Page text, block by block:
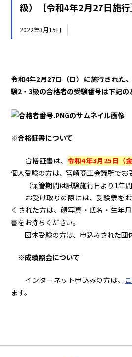
級）［令和4年2月27日施行
2022年3月15日
令和4年2月27日（日）に施行された
験2・3級の合格者の受験番号は下記の
※合格証書について
合格証書は、 令和4年3月25日（金
個人受験の方は、宮崎商工会議所でお
（保管期間は試験施行日より1年間
お受け取りの際には、受験票をお
くされた方は、顔写真・氏名・生年
書をお持ちください。
団体受験の方は、申込みされた団
※成績照会について
インターネット申込みの方は、
ます。